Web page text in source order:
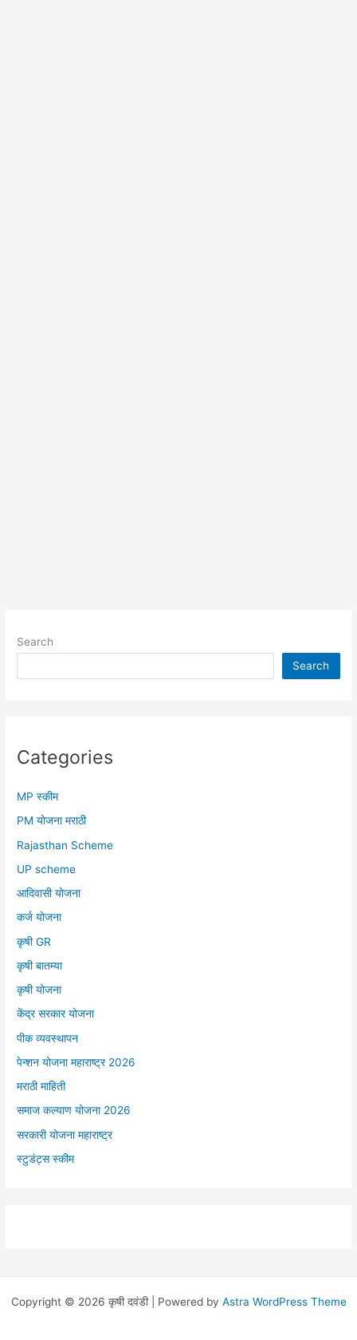
Search
Search
Categories
MP स्कीम
PM योजना मराठी
Rajasthan Scheme
UP scheme
आदिवासी योजना
कर्ज योजना
कृषी GR
कृषी बातम्या
कृषी योजना
केंद्र सरकार योजना
पीक व्यवस्थापन
पेन्शन योजना महाराष्ट्र 2026
मराठी माहिती
समाज कल्याण योजना 2026
सरकारी योजना महाराष्ट्र
स्टुडंट्स स्कीम
Copyright © 2026 कृषी दवंडी | Powered by Astra WordPress Theme